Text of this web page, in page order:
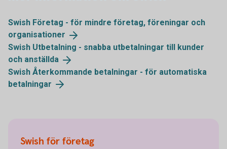
Swish Företag - för mindre företag, föreningar och
organisationer
Swish Utbetalning - snabba utbetalningar till kunder
och anställda
Swish Återkommande betalningar - för automatiska
betalningar
Swish för företag